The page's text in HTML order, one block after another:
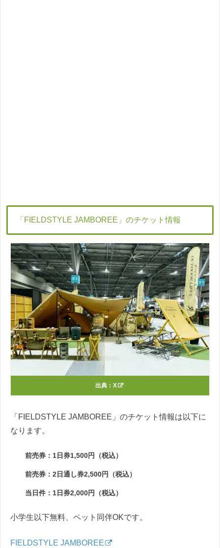
「FIELDSTYLE JAMBOREE」のチケット情報
出典： X
「FIELDSTYLE JAMBOREE」のチケット情報は以下に
なります。
前売券：1日券1,500円（税込）
前売券：2日通し券2,500円（税込）
当日件：1日券2,000円（税込）
小学生以下無料、ペット同伴OKです。
FIELDSTYLE JAMBOREE